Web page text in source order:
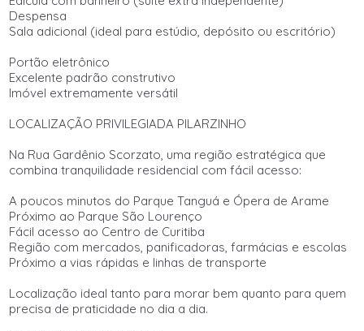
Despensa
Sala adicional (ideal para estúdio, depósito ou escritório)
Portão eletrônico
Excelente padrão construtivo
Imóvel extremamente versátil
LOCALIZAÇÃO PRIVILEGIADA PILARZINHO
Na Rua Gardênio Scorzato, uma região estratégica que
combina tranquilidade residencial com fácil acesso:
A poucos minutos do Parque Tanguá e Ópera de Arame
Próximo ao Parque São Lourenço
Fácil acesso ao Centro de Curitiba
Região com mercados, panificadoras, farmácias e escolas
Próximo a vias rápidas e linhas de transporte
Localização ideal tanto para morar bem quanto para quem
precisa de praticidade no dia a dia.